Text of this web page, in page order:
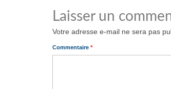
Laisser un
Votre adresse e-mail ne sera pas
Commentaire *